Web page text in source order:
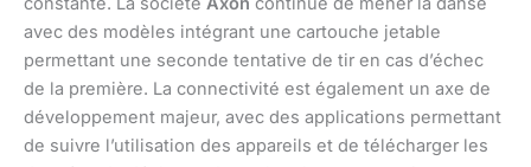
avec des modèles intégrant une cartouche jetable
permettant une seconde tentative de tir en cas d’échec
de la première. La connectivité est également un axe de
développement majeur, avec des applications permettant
de suivre l’utilisation des appareils et de télécharger les